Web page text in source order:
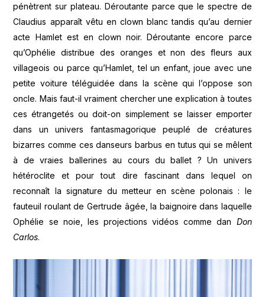
pénètrent sur plateau. Déroutante parce que le spectre de
Claudius apparaît vêtu en clown blanc tandis qu’au dernier
acte Hamlet est en clown noir. Déroutante encore parce
qu’Ophélie distribue des oranges et non des fleurs aux
villageois ou parce qu’Hamlet, tel un enfant, joue avec une
petite voiture téléguidée dans la scène qui l’oppose son
oncle. Mais faut-il vraiment chercher une explication à toutes
ces étrangetés ou doit-on simplement se laisser emporter
dans un univers fantasmagorique peuplé de créatures
bizarres comme ces danseurs barbus en tutus qui se mêlent
à de vraies ballerines au cours du ballet ? Un univers
hétéroclite et pour tout dire fascinant dans lequel on
reconnaît la signature du metteur en scène polonais : le
fauteuil roulant de Gertrude âgée, la baignoire dans laquelle
Ophélie se noie, les projections vidéos comme dan Don
Carlos.